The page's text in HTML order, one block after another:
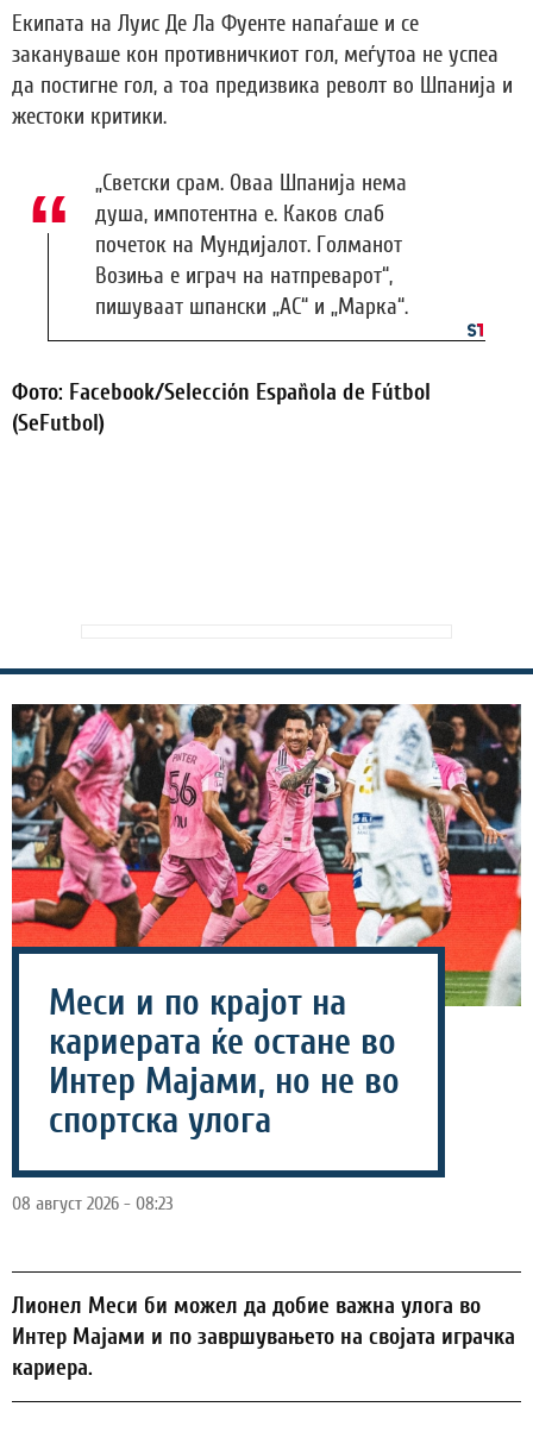
Екипата на Луис Де Ла Фуенте напаѓаше и се
закануваше кон противничкиот гол, меѓутоа не успеа
да постигне гол, а тоа предизвика револт во Шпанија и
жестоки критики.
„Светски срам. Оваа Шпанија нема
душа, импотентна е. Каков слаб
почеток на Мундијалот. Голманот
Возиња е играч на натпреварот“,
пишуваат шпански „АС“ и „Марка“.
Фото: Facebook/Selección Española de Fútbol
(SeFutbol)
Меси и по крајот на
кариерата ќе остане во
Интер Мајами, но не во
спортска улога
08 август 2026 - 08:23
Лионел Меси би можел да добие важна улога во
Интер Мајами и по завршувањето на својата играчка
кариера.